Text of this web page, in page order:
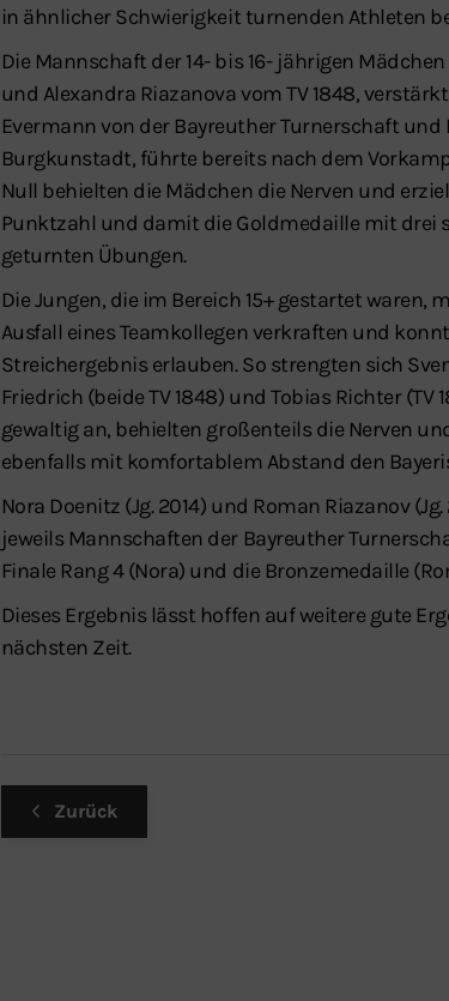
in ähnlicher Schwierigkeit turnenden Athleten
Die Mannschaft der 14- bis 16- jährigen
und Alexandra Riazanova vom TV 1848,
Evermann von der Bayreuther Turnerschaft und
Burgkunstadt, führte bereits nach dem
Null behielten die Mädchen die Nerven und
Punktzahl und damit die Goldmedaille mit drei
geturnten Übungen.
Die Jungen, die im Bereich 15+ gestartet waren,
Ausfall eines Teamkollegen verkraften und
Streichergebnis erlauben. So strengten sich
Friedrich (beide TV 1848) und Tobias Richter (TV
gewaltig an, behielten großenteils die Nerven
ebenfalls mit komfortablem Abstand den
Nora Doenitz (Jg. 2014) und Roman Riazanov
jeweils Mannschaften der Bayreuther
Finale Rang 4 (Nora) und die Bronzemedaille
Dieses Ergebnis lässt hoffen auf weitere gute
nächsten Zeit.
Zurück